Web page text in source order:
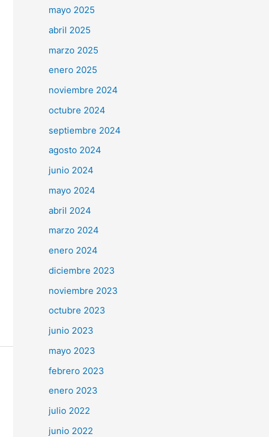
mayo 2025
abril 2025
marzo 2025
enero 2025
noviembre 2024
octubre 2024
septiembre 2024
agosto 2024
junio 2024
mayo 2024
abril 2024
marzo 2024
enero 2024
diciembre 2023
noviembre 2023
octubre 2023
junio 2023
mayo 2023
febrero 2023
enero 2023
julio 2022
junio 2022